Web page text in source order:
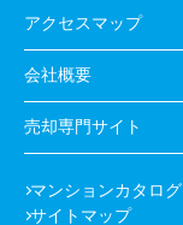
アクセスマップ
会社概要
売却専門サイト
マンションカタログ
サイトマップ